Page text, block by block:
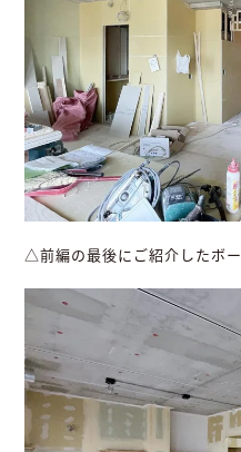
△前編の最後にご紹介したボ